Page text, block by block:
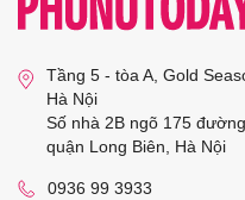
Tầng 5 - tòa A, Gold
Hà Nội
Số nhà 2B ngõ 175
quận Long Biên, Hà Nội
0936 99 3933